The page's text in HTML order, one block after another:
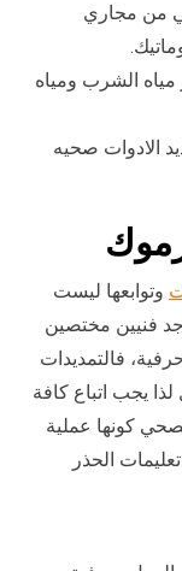
من مجاري
الشرب ومياه
الادوات صحيه
وتوابعها ليست
فنيين مختصين
فالتمديدات
يجب اتباع كافة
كونها عملية
الحذر